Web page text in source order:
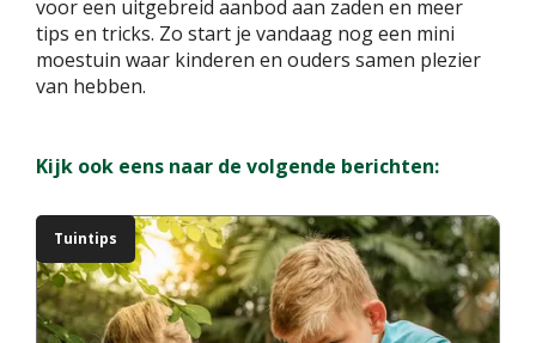
voor een uitgebreid aanbod aan zaden en meer
tips en tricks. Zo start je vandaag nog een mini
moestuin waar kinderen en ouders samen plezier
van hebben.
Kijk ook eens naar de volgende berichten:
Tuintips